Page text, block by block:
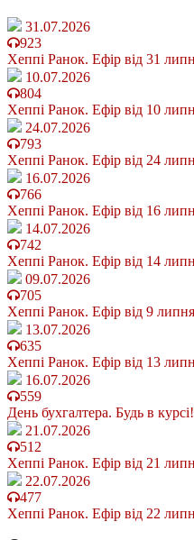
31.07.2026
923
Хеппі Ранок. Ефір від 31
10.07.2026
804
Хеппі Ранок. Ефір від 10
24.07.2026
793
Хеппі Ранок. Ефір від 24
16.07.2026
766
Хеппі Ранок. Ефір від 16
14.07.2026
742
Хеппі Ранок. Ефір від 14
09.07.2026
705
Хеппі Ранок. Ефір від 9 липня
13.07.2026
635
Хеппі Ранок. Ефір від 13
16.07.2026
559
День бухгалтера. Будь в курсі!
21.07.2026
512
Хеппі Ранок. Ефір від 21
22.07.2026
477
Хеппі Ранок. Ефір від 22